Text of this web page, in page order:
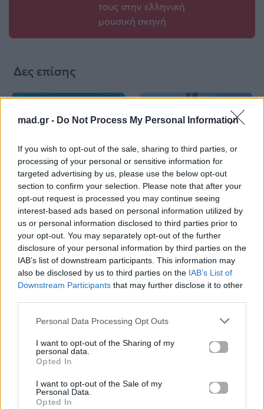
mad.gr - Do Not Process My Personal Information
If you wish to opt-out of the sale, sharing to third parties, or
processing of your personal or sensitive information for
targeted advertising by us, please use the below opt-out
section to confirm your selection. Please note that after your
opt-out request is processed you may continue seeing
interest-based ads based on personal information utilized by
us or personal information disclosed to third parties prior to
your opt-out. You may separately opt-out of the further
disclosure of your personal information by third parties on the
IAB’s list of downstream participants. This information may
also be disclosed by us to third parties on the IAB’s List of
Downstream Participants that may further disclose it to other
Personal Data Processing Opt Outs
I want to opt-out of the Sharing of my
personal data.
Opted In
I want to opt-out of the Sale of my
Personal Data.
Opted In
τους στην ελληνική
μουσική σκηνή
Δες επίσης
Life
Καλοκαίρι στην Αττική
με επιφυλάξεις – Ποιες
παραλίες έχουν
χαρακτηριστεί
ακατάλληλες
04.07.2026
Life
Το πιο επικίνδυνο
«Will you marry me?»
που έχουμε δει ποτέ –
Το ζευγάρι που
σκαρφάλωσε στο
Empire State Building
02.07.2026
Πανελλαδικές 2026: